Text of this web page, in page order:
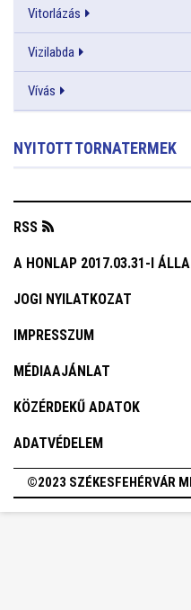
Vitorlázás
Vizilabda
Vívás
NYITOTT TORNATERMEK
RSS
A HONLAP 2017.03.31-I
JOGI NYILATKOZAT
IMPRESSZUM
MÉDIAAJÁNLAT
KÖZÉRDEKŰ ADATOK
ADATVÉDELEM
©2023 SZÉKESFEHÉRVÁR